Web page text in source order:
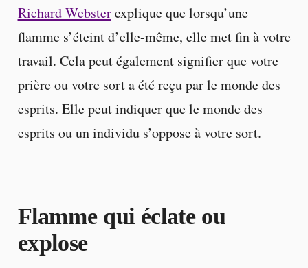
Richard Websterexplique que lorsqu’une
flamme s’éteint d’elle-même, elle met fin à votre
travail. Cela peut également signifier que votre
prière ou votre sort a été reçu par le monde des
esprits. Elle peut indiquer que le monde des
esprits ou un individu s’oppose à votre sort.
Flamme qui éclate ou
explose